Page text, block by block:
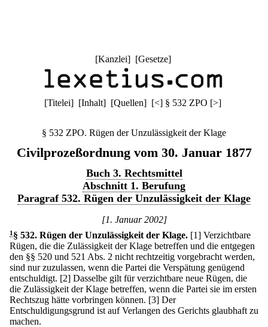
[Kanzlei] [Gesetze]
[Titelei] [Inhalt] [Quellen] [<] § 532 ZPO [>]
§ 532 ZPO. Rügen der Unzulässigkeit der Klage
Civilprozeßordnung vom 30. Januar 1877
Buch 3. Rechtsmittel
Abschnitt 1. Berufung
Paragraf 532. Rügen der Unzulässigkeit der Klage
[1. Januar 2002]
1 § 532. Rügen der Unzulässigkeit der Klage. [1] Verzichtbare
Rügen, die die Zulässigkeit der Klage betreffen und die entgegen
den §§ 520 und 521 Abs. 2 nicht rechtzeitig vorgebracht werden,
sind nur zuzulassen, wenn die Partei die Verspätung genügend
entschuldigt. [2] Dasselbe gilt für verzichtbare neue Rügen, die
die Zulässigkeit der Klage betreffen, wenn die Partei sie im ersten
Rechtszug hätte vorbringen können. [3] Der
Entschuldigungsgrund ist auf Verlangen des Gerichts glaubhaft zu
machen.